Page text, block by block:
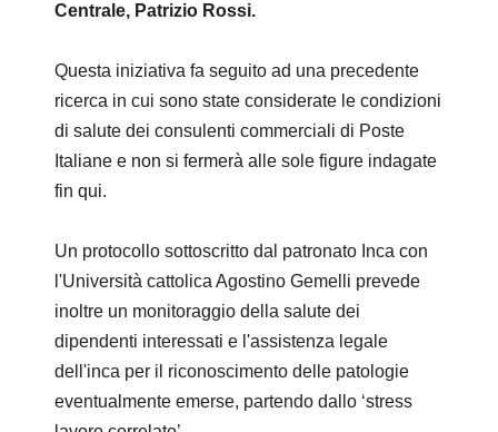
Centrale, Patrizio Rossi.
Questa iniziativa fa seguito ad una precedente
ricerca in cui sono state considerate le condizioni
di salute dei consulenti commerciali di Poste
Italiane e non si fermerà alle sole figure indagate
fin qui.
Un protocollo sottoscritto dal patronato Inca con
l'Università cattolica Agostino Gemelli prevede
inoltre un monitoraggio della salute dei
dipendenti interessati e l'assistenza legale
dell'inca per il riconoscimento delle patologie
eventualmente emerse, partendo dallo ‘stress